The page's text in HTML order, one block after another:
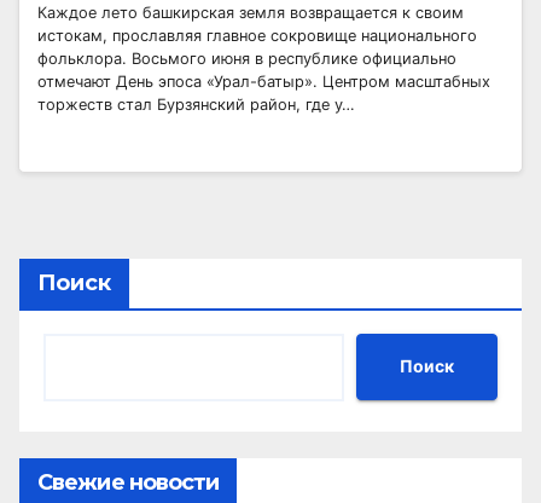
Каждое лето башкирская земля возвращается к своим
истокам, прославляя главное сокровище национального
фольклора. Восьмого июня в республике официально
отмечают День эпоса «Урал-батыр». Центром масштабных
торжеств стал Бурзянский район, где у…
Поиск
Поиск
Свежие новости